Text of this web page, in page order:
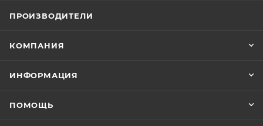
ПРОИЗВОДИТЕЛИ
КОМПАНИЯ
ИНФОРМАЦИЯ
ПОМОЩЬ